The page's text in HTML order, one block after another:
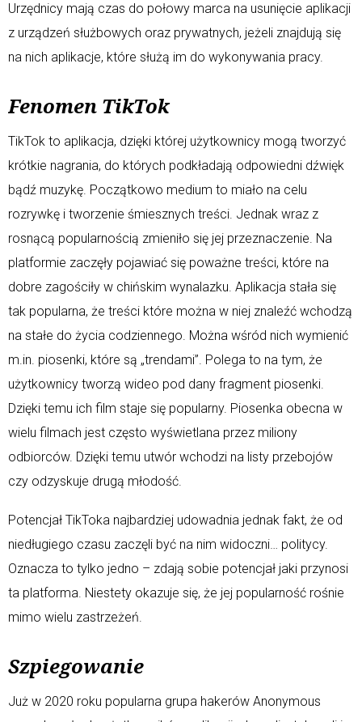
Urzędnicy mają czas do połowy marca na usunięcie aplikacji
z urządzeń służbowych oraz prywatnych, jeżeli znajdują się
na nich aplikacje, które służą im do wykonywania pracy.
Fenomen TikTok
TikTok to aplikacja, dzięki której użytkownicy mogą tworzyć
krótkie nagrania, do których podkładają odpowiedni dźwięk
bądź muzykę. Początkowo medium to miało na celu
rozrywkę i tworzenie śmiesznych treści. Jednak wraz z
rosnącą popularnością zmieniło się jej przeznaczenie. Na
platformie zaczęły pojawiać się poważne treści, które na
dobre zagościły w chińskim wynalazku. Aplikacja stała się
tak popularna, że treści które można w niej znaleźć wchodzą
na stałe do życia codziennego. Można wśród nich wymienić
m.in. piosenki, które są „trendami”. Polega to na tym, że
użytkownicy tworzą wideo pod dany fragment piosenki.
Dzięki temu ich film staje się popularny. Piosenka obecna w
wielu filmach jest często wyświetlana przez miliony
odbiorców. Dzięki temu utwór wchodzi na listy przebojów
czy odzyskuje drugą młodość.
Potencjał TikToka najbardziej udowadnia jednak fakt, że od
niedługiego czasu zaczęli być na nim widoczni… politycy.
Oznacza to tylko jedno – zdają sobie potencjał jaki przynosi
ta platforma. Niestety okazuje się, że jej popularność rośnie
mimo wielu zastrzeżeń.
Szpiegowanie
Już w 2020 roku popularna grupa hakerów Anonymous